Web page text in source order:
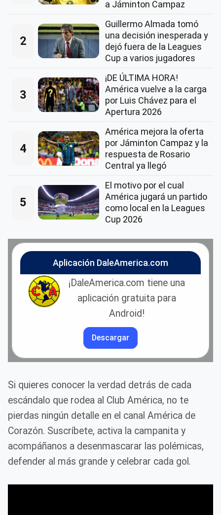
a Jáminton Campaz
2
Guillermo Almada tomó
una decisión inesperada y
dejó fuera de la Leagues
Cup a varios jugadores
3
¡DE ÚLTIMA HORA!
América vuelve a la carga
por Luis Chávez para el
Apertura 2026
4
América mejora la oferta
por Jáminton Campaz y la
respuesta de Rosario
Central ya llegó
5
El motivo por el cual
América jugará un partido
como local en la Leagues
Cup 2026
Aplicación DaleAmerica.com
¡DaleAmerica.com tiene una
aplicación gratuita para
Android!
Descargar
Si quieres conocer la verdad detrás de cada
escándalo que rodea al Club América, no te
pierdas ningún detalle en el canal América de
Corazón. Suscríbete, activa la campanita y
acompáñanos a desenmascarar las polémicas,
defender al más grande y celebrar cada gol.